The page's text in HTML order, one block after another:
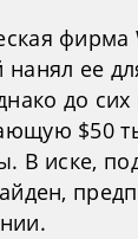
фирма
ее
до
$50
В иске,